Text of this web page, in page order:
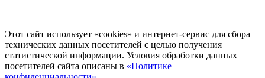
Этот сайт использует «cookies» и интернет-сервис для сбора
технических данных посетителей с целью получения
статистической информации. Условия обработки данных
посетителей сайта описаны в «Политике